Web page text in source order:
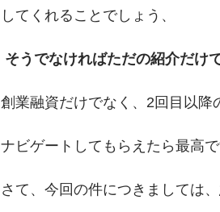
してくれることでしょう、
そうでなければただの紹介だけ
創業融資だけでなく、2回目以降
ナビゲートしてもらえたら最高で
さて、今回の件につきましては、